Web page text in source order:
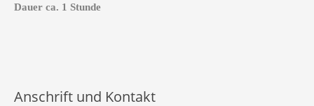
Dauer ca. 1 Stunde
Anschrift und Kontakt